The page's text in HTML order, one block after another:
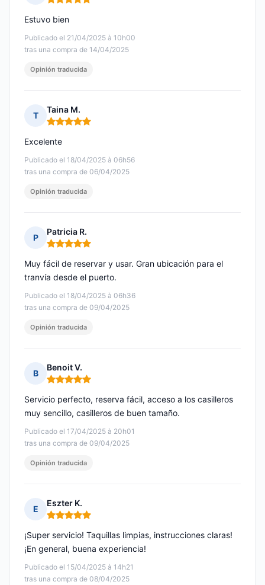
Nota: 5 de 5
Publicado el 21/04/2025 à 10h00
tras una compra de 14/04/2025
Estuvo bien
Opinión traducida
T
Taina M.
Nota: 5 de 5
Publicado el 18/04/2025 à 06h56
tras una compra de 06/04/2025
Excelente
Opinión traducida
P
Patricia R.
Nota: 5 de 5
Publicado el 18/04/2025 à 06h36
tras una compra de 09/04/2025
Muy fácil de reservar y usar. Gran ubicación para el
tranvía desde el puerto.
Opinión traducida
B
Benoit V.
Nota: 5 de 5
Publicado el 17/04/2025 à 20h01
tras una compra de 09/04/2025
Servicio perfecto, reserva fácil, acceso a los casilleros
muy sencillo, casilleros de buen tamaño.
Opinión traducida
E
Eszter K.
Nota: 5 de 5
Publicado el 15/04/2025 à 14h21
tras una compra de 08/04/2025
¡Super servicio! Taquillas limpias, instrucciones claras!
¡En general, buena experiencia!